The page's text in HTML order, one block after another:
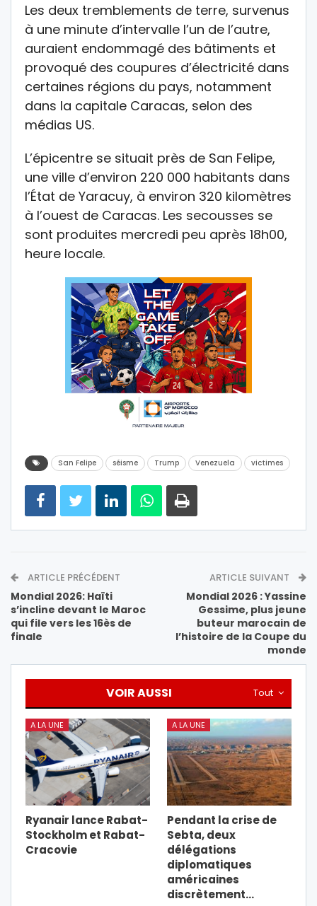
Les deux tremblements de terre, survenus
à une minute d’intervalle l’un de l’autre,
auraient endommagé des bâtiments et
provoqué des coupures d’électricité dans
certaines régions du pays, notamment
dans la capitale Caracas, selon des
médias US.
L’épicentre se situait près de San Felipe,
une ville d’environ 220 000 habitants dans
l’État de Yaracuy, à environ 320 kilomètres
à l’ouest de Caracas. Les secousses se
sont produites mercredi peu après 18h00,
heure locale.
San Felipe séisme Trump Venezuela victimes
ARTICLE PRÉCÉDENT
Mondial 2026: Haïti
s’incline devant le Maroc
qui file vers les 16ès de
finale
ARTICLE SUIVANT
Mondial 2026 : Yassine
Gessime, plus jeune
buteur marocain de
l’histoire de la Coupe du
monde
Tout
VOIR AUSSI
A LA UNE
Ryanair lance Rabat-
Stockholm et Rabat-
Cracovie
A LA UNE
Pendant la crise de
Sebta, deux
délégations
diplomatiques
américaines
discrètement…